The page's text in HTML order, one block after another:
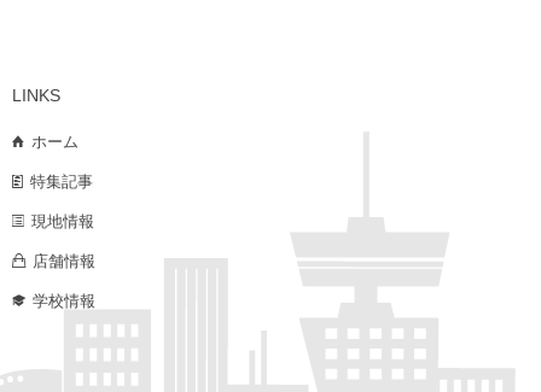
LINKS
ホーム
特集記事
現地情報
店舗情報
学校情報